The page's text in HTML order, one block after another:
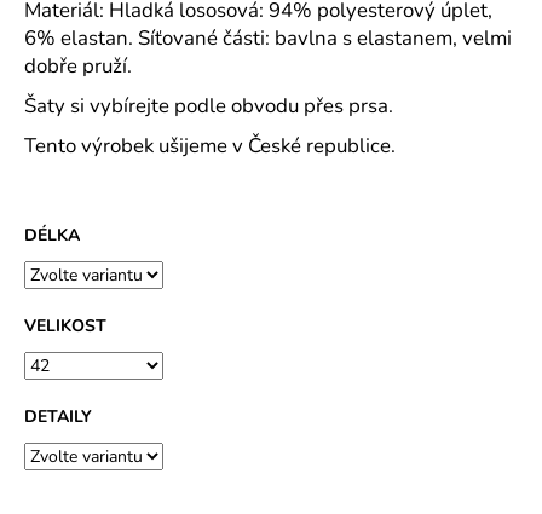
Materiál: Hladká lososová: 94% polyesterový úplet,
6% elastan. Síťované části: bavlna s elastanem, velmi
dobře pruží.
Šaty si vybírejte podle obvodu přes prsa.
Tento výrobek ušijeme v České republice.
DÉLKA
VELIKOST
DETAILY
S
MODROU
KOSTIČKOU
PLÁTĚNÉ
CM